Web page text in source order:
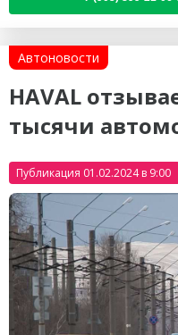
Автоновости
HAVAL
тысячи
Публикация 01.02.2024 в 9:00